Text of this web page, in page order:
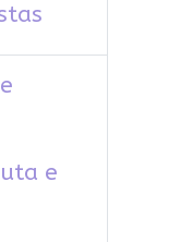
e